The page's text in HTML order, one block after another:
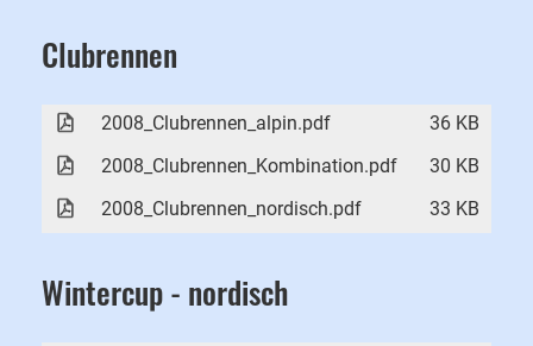
Clubrennen
2008_Clubrennen_alpin.pdf
36 KB
2008_Clubrennen_Kombination.pdf
30 KB
2008_Clubrennen_nordisch.pdf
33 KB
Wintercup - nordisch